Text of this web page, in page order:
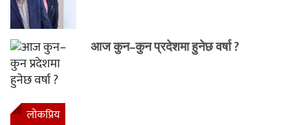
आज कुन–कुन प्रदेशमा हुनेछ वर्षा ?
लाेकप्रिय